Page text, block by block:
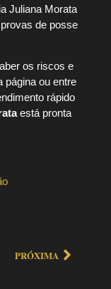
Juliana Morata
de posse
os riscos e
página ou entre
rápido
está pronta
PRÓXIMA